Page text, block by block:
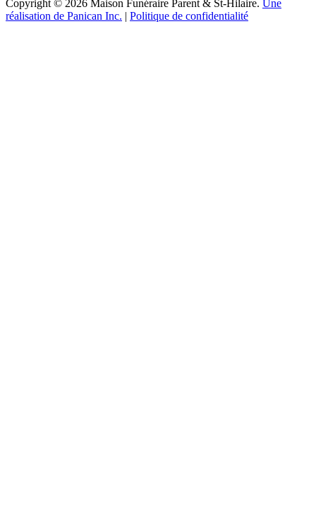
Copyright © 2026 Maison Funéraire Parent & St-Hilaire. Une
réalisation de Panican Inc. | Politique de confidentialité